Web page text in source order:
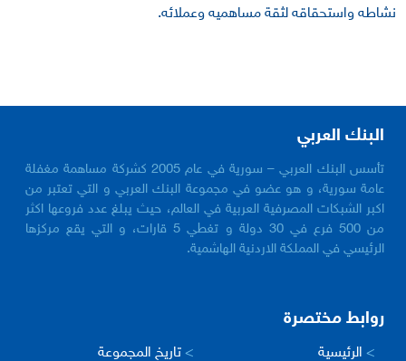
نشاطه واستحقاقه لثقة مساهميه وعملائه.
البنك العربي
تأسس البنك العربي – سورية في عام 2005 كشركة مساهمة مغفلة
عامة سورية، و هو عضو في مجموعة البنك العربي و التي تعتبر من
اكبر الشبكات المصرفية العربية في العالم، حيث يبلغ عدد فروعها اكثر
من 500 فرع في 30 دولة و تغطي 5 قارات، و التي يقع مركزها
الرئيسي في المملكة الاردنية الهاشمية.
روابط مختصرة
> الرئيسية > تاريخ المجموعة